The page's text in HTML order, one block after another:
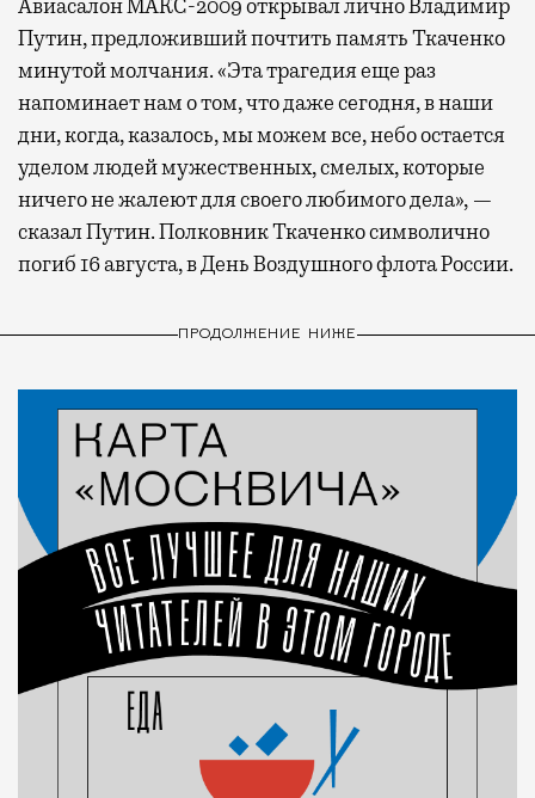
Авиасалон МАКС-2009 открывал лично Владимир
Путин, предложивший почтить память Ткаченко
минутой молчания. «Эта трагедия еще раз
напоминает нам о том, что даже сегодня, в наши
дни, когда, казалось, мы можем все, небо остается
уделом людей мужественных, смелых, которые
ничего не жалеют для своего любимого дела», —
сказал Путин. Полковник Ткаченко символично
погиб 16 августа, в День Воздушного флота России.
ПРОДОЛЖЕНИЕ НИЖЕ